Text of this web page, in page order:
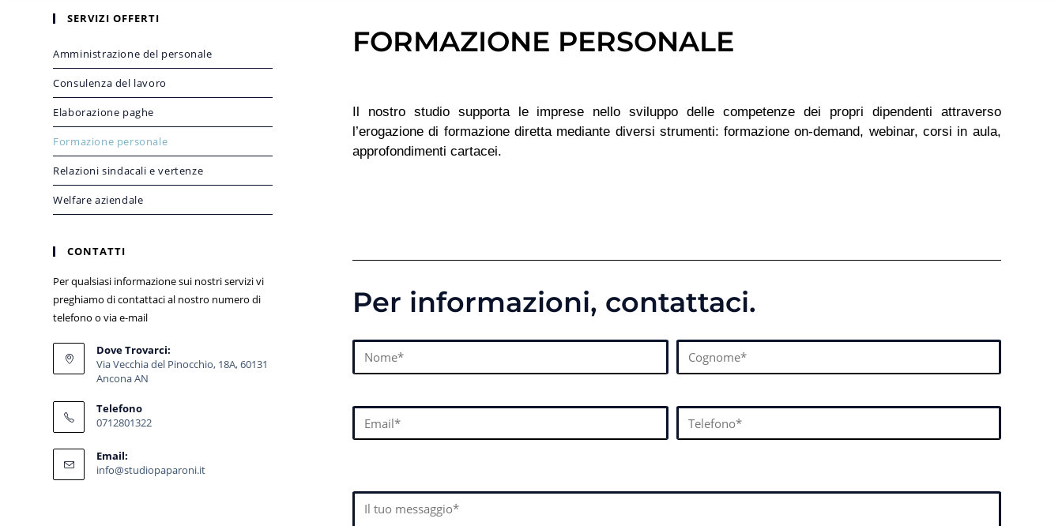
FORMAZIONE PERSONALE
Il nostro studio supporta le imprese nello sviluppo delle competenze dei propri dipendenti attraverso
l’erogazione di formazione diretta mediante diversi strumenti: formazione on-demand, webinar, corsi in aula,
approfondimenti cartacei.
Per informazioni, contattaci.
SERVIZI OFFERTI
Amministrazione del personale
Consulenza del lavoro
Elaborazione paghe
Formazione personale
Relazioni sindacali e vertenze
Welfare aziendale
CONTATTI
Per qualsiasi informazione sui nostri servizi vi
preghiamo di contattaci al nostro numero di
telefono o via e-mail
Dove Trovarci:
Via Vecchia del Pinocchio, 18A, 60131
Ancona AN
Telefono
0712801322
Email:
info@studiopaparoni.it